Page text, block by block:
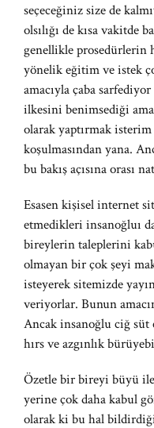
seçeceğiniz size de
olsılığı de kısa vakitde
genellikle prosedürlerin
yönelik eğitim ve istek
amacıyla çaba
ilkesini benimsediği
olarak yaptırmak
koşulmasından yana.
bu bakış açısına orası
Esasen kişisel internet
etmedikleri insanoğluı
bireylerin taleplerini
olmayan bir çok şeyi
isteyerek sitemizde
veriyorlar. Bunun
Ancak insanoğlu ciğ
hırs ve azgınlık
Özetle bir bireyi büyü
yerine çok daha kabul
olarak ki bu hal